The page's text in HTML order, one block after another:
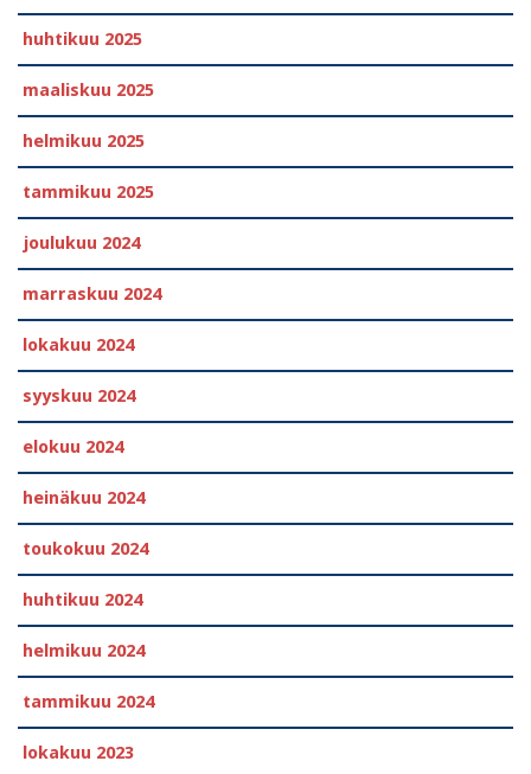
huhtikuu 2025
maaliskuu 2025
helmikuu 2025
tammikuu 2025
joulukuu 2024
marraskuu 2024
lokakuu 2024
syyskuu 2024
elokuu 2024
heinäkuu 2024
toukokuu 2024
huhtikuu 2024
helmikuu 2024
tammikuu 2024
lokakuu 2023